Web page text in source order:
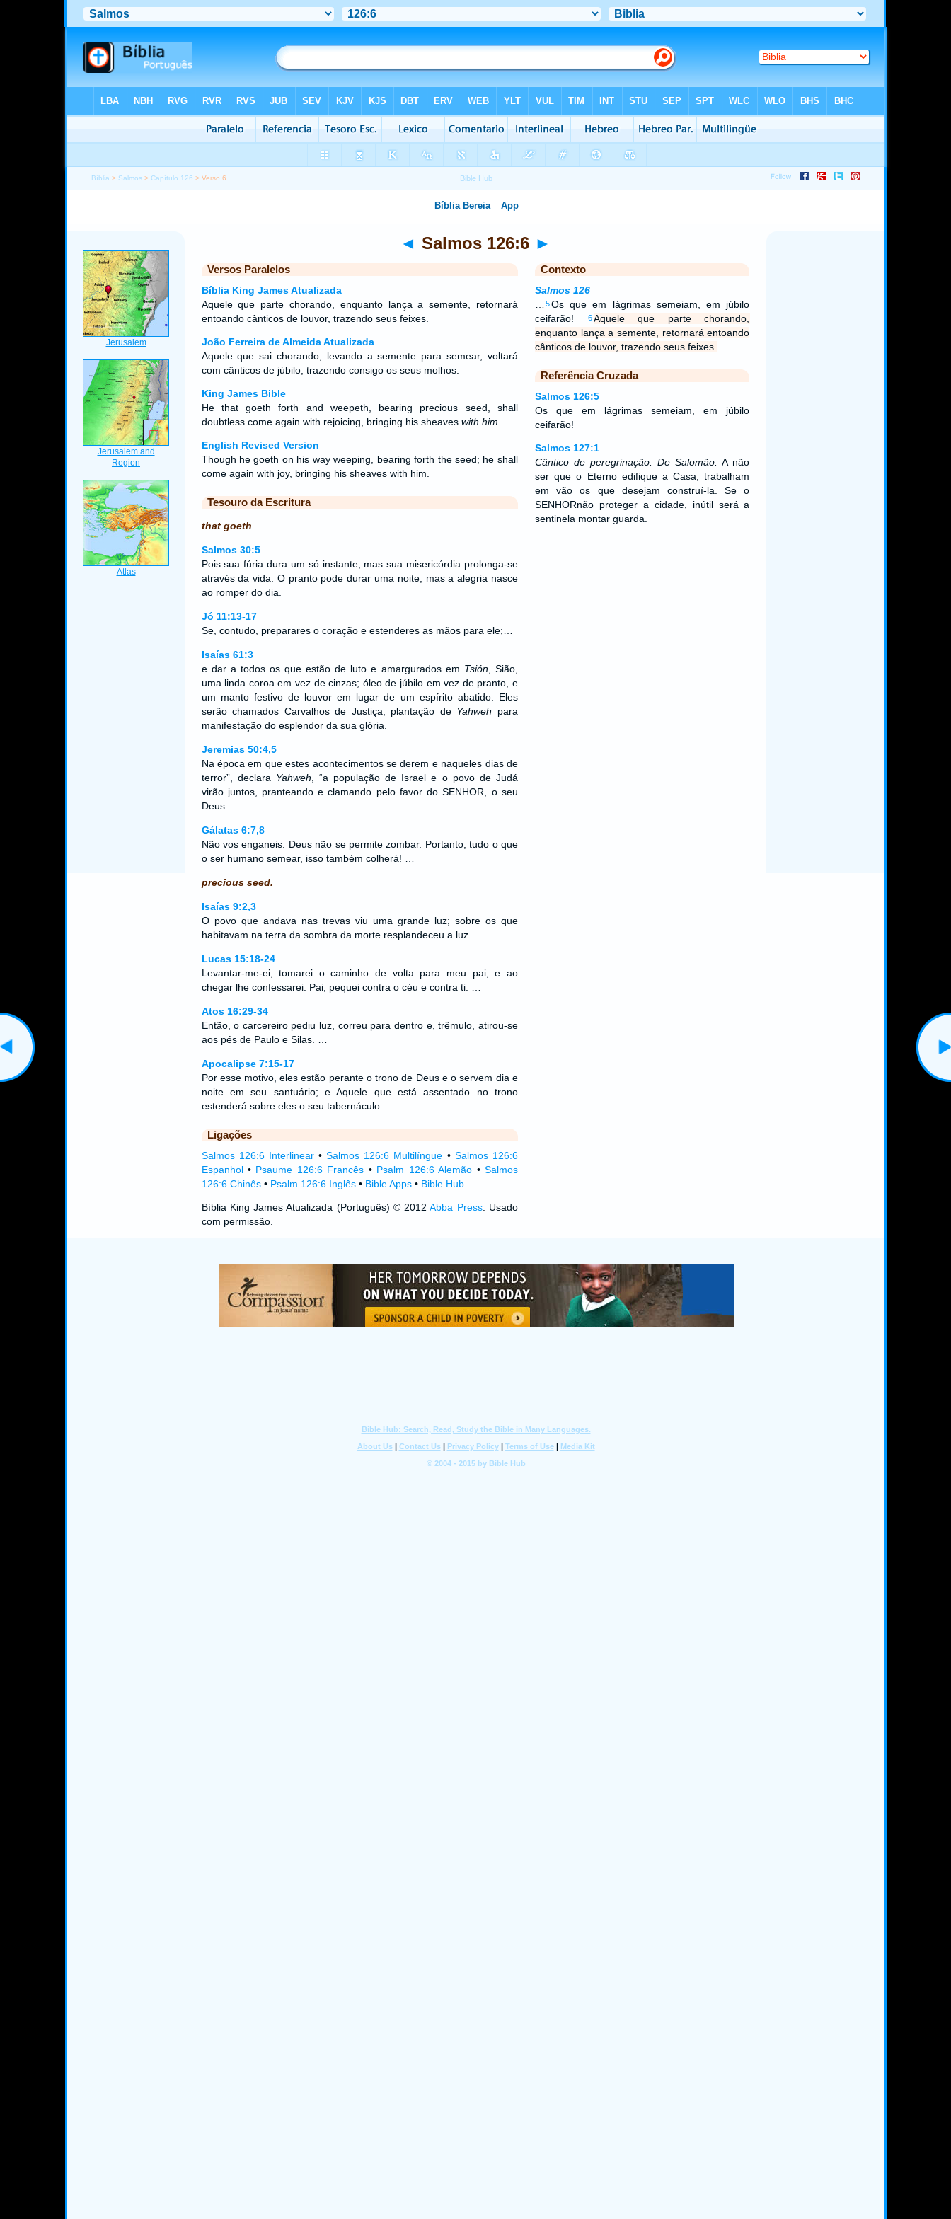
Bíblia > Salmos >Capítulo 126 > Verso 6
◄ Salmos 126:6 ►
Versos Paralelos
Bíblia King James Atualizada
Aquele que parte chorando, enquanto lança a semente, retornará
entoando cânticos de louvor, trazendo seus feixes.
João Ferreira de Almeida Atualizada
Aquele que sai chorando, levando a semente para semear, voltará
com cânticos de júbilo, trazendo consigo os seus molhos.
King James Bible
He that goeth forth and weepeth, bearing precious seed, shall
doubtless come again with rejoicing, bringing his sheaves with him
English Revised Version
Though he goeth on his way weeping, bearing forth the seed; he shall
come again with joy, bringing his sheaves with him.
Tesouro da Escritura
that goeth
Salmos 30:5
Pois sua fúria dura um só instante, mas sua misericórdia prolonga-se
através da vida. O pranto pode durar uma noite, mas a alegria nasce
ao romper do dia.
Jó 11:13-17
Se, contudo, preparares o coração e estenderes as mãos para ele;…
Isaías 61:3
e dar a todos os que estão de luto e amargurados em Tsión, Sião,
uma linda coroa em vez de cinzas; óleo de júbilo em vez de pranto, e
um manto festivo de louvor em lugar de um espírito abatido. Eles
serão chamados Carvalhos de Justiça, plantação de Yahweh para
manifestação do esplendor da sua glória.
Jeremias 50:4,5
Na época em que estes acontecimentos se derem e naqueles dias de
terror”, declara Yahweh , “a população de Israel e o povo de Judá
virão juntos, pranteando e clamando pelo favor do SENHOR, o seu
Deus.…
Gálatas 6:7,8
Não vos enganeis: Deus não se permite zombar. Portanto, tudo o que
o ser humano semear, isso também colherá! …
precious seed.
Isaías 9:2,3
O povo que andava nas trevas viu uma grande luz; sobre os que
habitavam na terra da sombra da morte resplandeceu a luz.…
Lucas 15:18-24
Levantar-me-ei, tomarei o caminho de volta para meu pai, e ao
chegar lhe confessarei: Pai, pequei contra o céu e contra ti. …
Atos 16:29-34
Então, o carcereiro pediu luz, correu para dentro e, trêmulo, atirou-se
aos pés de Paulo e Silas. …
Apocalipse 7:15-17
Por esse motivo, eles estão perante o trono de Deus e o servem dia e
noite em seu santuário; e Aquele que está assentado no trono
estenderá sobre eles o seu tabernáculo. …
Ligações
Salmos 126:6 Interlinear•Salmos 126:6 Multilíngue • Salmos 126:6
Espanhol• Psaume 126:6 Francês • Psalm 126:6 Alemão • Salmos
126:6 Chinês• Psalm 126:6 Inglês• Bible Apps• Bible Hub
Bíblia King James Atualizada (Português) © 2012Abba Press. Usado
com permissão.
Contexto
Salmos 126
5Os que em lágrimas semeiam, em júbilo
ceifarão!
6 Aquele que parte chorando,
enquanto lança a semente, retornará entoando
cânticos de louvor, trazendo seus feixes.
Referência Cruzada
Salmos 126:5
Os que em lágrimas semeiam, em júbilo
ceifarão!
Salmos 127:1
Cântico de peregrinação. De Salomão.
A não
ser que o Eterno edifique a Casa, trabalham
em vão os que desejam construí-la. Se o
SENHORnão proteger a cidade, inútil será a
sentinela montar guarda.